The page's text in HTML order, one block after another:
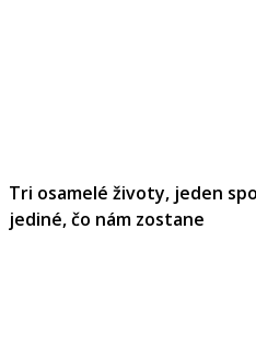
Tri osamelé životy, jeden
jediné, čo nám zostane